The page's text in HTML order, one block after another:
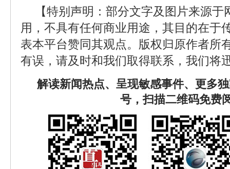
【特别声明：部分文字及图片来源
用，不具有任何商业用途，其目的在于
表本平台赞同其观点。版权归原作者所
有误，请及时和我们取得联系，我们将
解读新闻热点、呈现敏感事件、更多
号，扫描二维码免费